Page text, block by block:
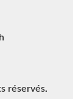
réservés.